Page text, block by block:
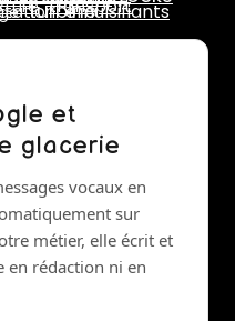
transport
turbineémulsifiants
et
glacerie
vocaux en
sur
métier, elle écrit et
en rédaction ni en